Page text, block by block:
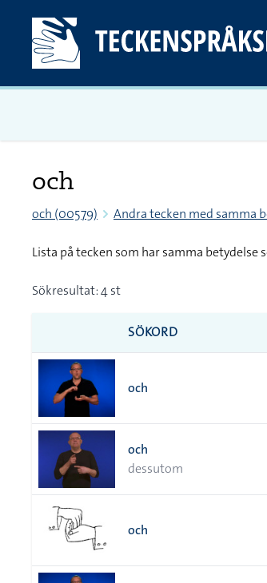
och
och (00579) Andra tecken med samma
Lista på tecken som har samma betydelse
Sökresultat: 4 st
SÖKORD
och
och
dessutom
och